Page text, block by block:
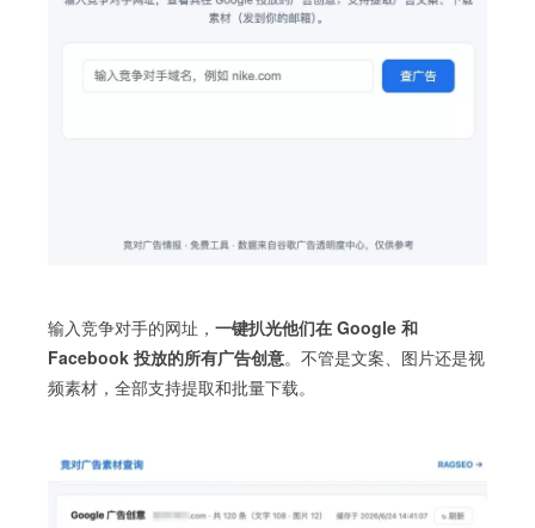
输入竞争对手的网址， 一键扒光他们在 Google 和
Facebook 投放的所有广告创意。不管是文案、图片还是视
频素材，全部支持提取和批量下载。